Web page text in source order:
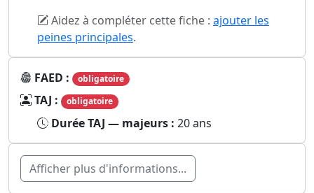
Aidez à compléter cette fiche : ajouter les
peines principales.
FAED : obligatoire
TAJ : obligatoire
Durée TAJ — majeurs : 20 ans
Afficher plus d'informations...